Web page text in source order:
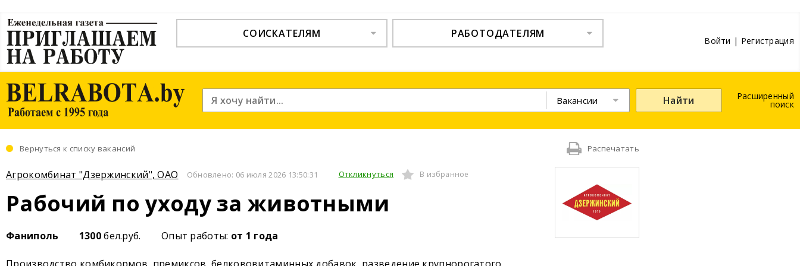
СОИСКАТЕЛЯМ РАБОТОДАТЕЛЯМ
Войти | Регистрация
Вакансии Найти Расширенный
поиск
Вернуться к списку вакансий Распечатать
Агрокомбинат "Дзержинский", ОАО Обновлено: 06 июля 2026 13:50:31 Откликнуться В избранное
Рабочий по уходу за животными
Фаниполь 1300бел.руб. Опыт работы: от 1 года